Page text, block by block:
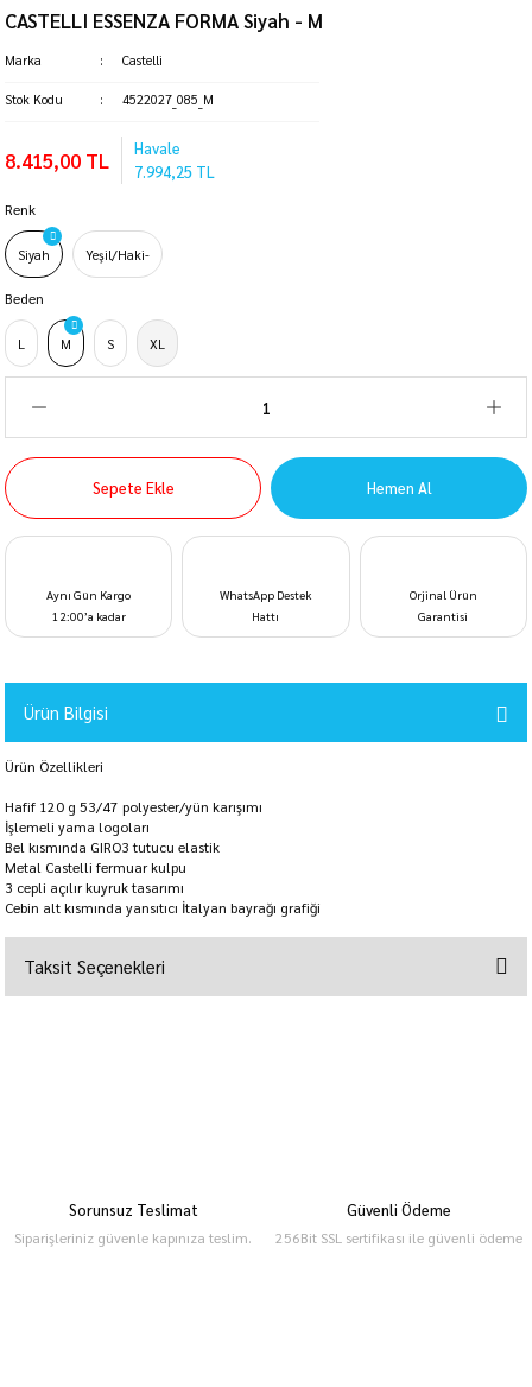
CASTELLI ESSENZA FORMA Siyah - M
Marka Castelli
Stok Kodu 4522027_085_M
8.415,00 TL
Havale
7.994,25 TL
Renk
Siyah Yeşil/Haki-
Beden
L M S XL
Sepete Ekle Hemen Al
Aynı Gün Kargo
12:00’a kadar
WhatsApp Destek
Hattı
Orjinal Ürün
Garantisi
Ürün Bilgisi
Ürün Özellikleri
Hafif 120 g 53/47 polyester/yün karışımı
İşlemeli yama logoları
Bel kısmında GIRO3 tutucu elastik
Metal Castelli fermuar kulpu
3 cepli açılır kuyruk tasarımı
Cebin alt kısmında yansıtıcı İtalyan bayrağı grafiği
Taksit Seçenekleri
Sorunsuz Teslimat
Siparişleriniz güvenle kapınıza teslim.
Güvenli Ödeme
256Bit SSL sertifikası ile güvenli ödeme